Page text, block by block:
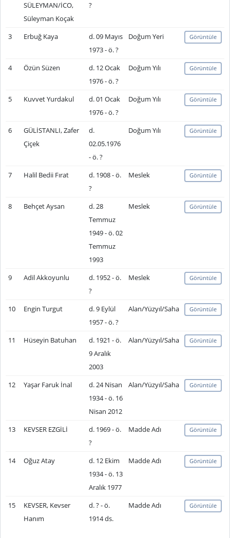
SÜLEYMAN/İCO,
Süleyman Koçak
?
3 Erbuğ Kaya
d. 09 Mayıs
1973 - ö. ?
Doğum Yeri Görüntüle
4 Özün Süzen
d. 12 Ocak
1976 - ö. ?
Doğum Yılı Görüntüle
5 Kuvvet Yurdakul
d. 01 Ocak
1976 - ö. ?
Doğum Yılı Görüntüle
6
GÜLİSTANLI, Zafer
Çiçek
d.
02.05.1976
- ö. ?
Doğum Yılı Görüntüle
7 Halil Bedii Fırat
d. 1908 - ö.
?
Meslek Görüntüle
8 Behçet Aysan
d. 28
Temmuz
1949 - ö. 02
Temmuz
1993
Meslek Görüntüle
9 Adil Akkoyunlu
d. 1952 - ö.
?
Meslek Görüntüle
10 Engin Turgut
d. 9 Eylül
1957 - ö. ?
Alan/Yüzyıl/Saha Görüntüle
11 Hüseyin Batuhan
d. 1921 - ö.
9 Aralık
2003
Alan/Yüzyıl/Saha Görüntüle
12 Yaşar Faruk İnal
d. 24 Nisan
1934 - ö. 16
Nisan 2012
Alan/Yüzyıl/Saha Görüntüle
13 KEVSER EZGİLİ
d. 1969 - ö.
?
Madde Adı Görüntüle
14 Oğuz Atay
d. 12 Ekim
1934 - ö. 13
Aralık 1977
Madde Adı Görüntüle
15
KEVSER, Kevser
Hanım
d. ? - ö.
1914 ds.
Madde Adı Görüntüle